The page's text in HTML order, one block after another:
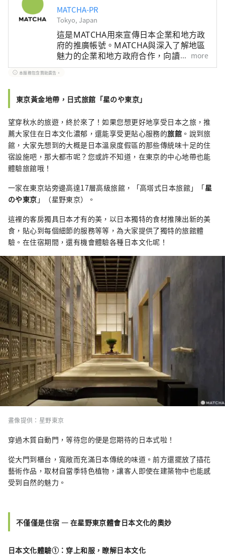
MATCHA-PR
Tokyo, Japan
這是MATCHA用來宣傳日本企業和地方政
府的推廣帳號。MATCHA與深入了解地區
魅力的企業和地方政府合作，向讀者介紹
日本尚未被發現的魅力！同時我們也根據
該地區的政府和企業等提供值得信賴的資
more
本服務包含贊助廣告。
東京黃金地帶，日式旅館「星のや東京」
望穿秋水的旅遊，終於來了！如果您想更好地享受日本之旅，推
薦大家住在日本文化濃郁，還能享受更貼心服務的旅館 。說到旅
館，大家先想到的大概是日本溫泉度假區的那些傳統味十足的住
宿設施吧，那大都市呢？您或許不知道，在東京的中心地帶也能
體驗旅館哦！
一家在東京站旁邊高達17層高級旅館，「高塔式日本旅館」「星
のや東京 」（星野東京）。
這裡的客房獨具日本才有的美，以日本獨特的食材推陳出新的美
食，貼心到每個細節的服務等等，為大家提供了獨特的旅館體
驗。在住宿期間，還有機會體驗各種日本文化呢！
畫像提供：星野東京
穿過木質自動門，等待您的便是您期待的日本式啦！
從大門到櫃台，寬敞而充滿日本傳統的味道。前方還擺放了插花
藝術作品，取材自當季特色植物，讓客人即使在建築物中也能感
受到自然的魅力。
不僅僅是住宿 ― 在星野東京體會日本文化的奧妙
日本文化體驗①：穿上和服，瞭解日本文化